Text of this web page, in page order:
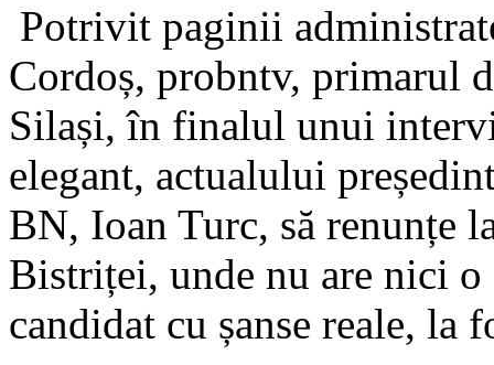
Potrivit paginii
Cordoș, probntv, primarul
Silași, în finalul unui
elegant, actualului
BN, Ioan Turc, să renunțe
Bistriței, unde nu are nici o
candidat cu șanse reale, la